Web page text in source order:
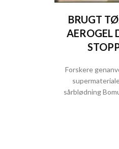
BRUGT
AEROGEL
Forskere
sårblødning